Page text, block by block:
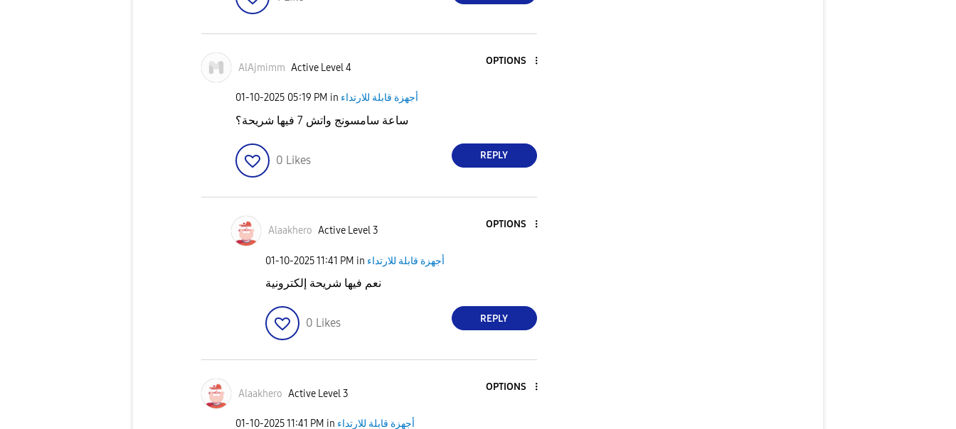
AlAjmimm Active Level 4
OPTIONS
‎01-10-2025 05:19 PM in أجهزة قابلة للارتداء
ساعة سامسونج واتش 7 فيها شريحة؟
0 Likes REPLY
Alaakhero Active Level 3
OPTIONS
‎01-10-202511:41 PM in أجهزة قابلة للارتداء
نعم فيها شريحة إلكترونية
0 Likes REPLY
Alaakhero Active Level 3
OPTIONS
‎01-10-202511:41 PM in أجهزة قابلة للارتداء